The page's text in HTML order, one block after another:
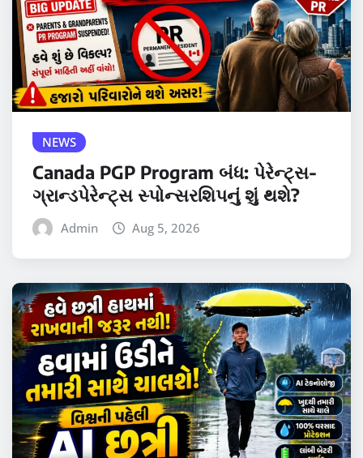
NEWS
Canada PGP Program બંધ: પેરેન્ટ્સ-
ગ્રાન્ડપેરેન્ટ્સ સ્પોન્સરશિપનું શું થશે?
Admin Aug 5, 2026